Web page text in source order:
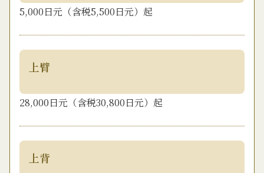
5,000日元（含税5,500日元）起
上臂
28,000日元（含税30,800日元）起
上背